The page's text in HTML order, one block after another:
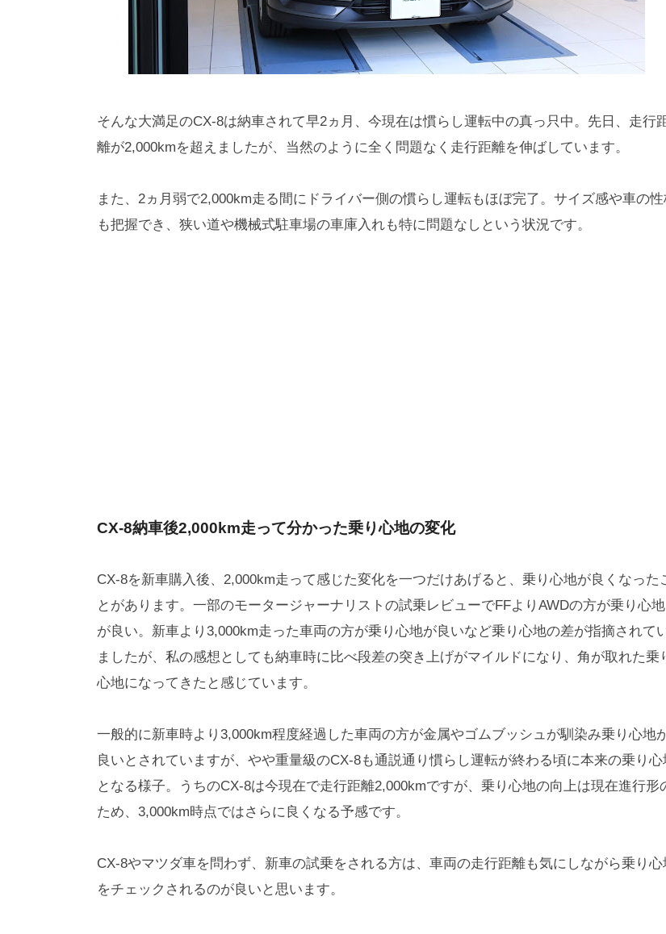
そんな大満足のCX-8は納車されて早2ヵ月、今現在は慣らし運転中の真っ只中。先日、走行
離が2,000kmを超えましたが、当然のように全く問題なく走行距離を伸ばしています。
また、2ヵ月弱で2,000km走る間にドライバー側の慣らし運転もほぼ完了。サイズ感や車の性
も把握でき、狭い道や機械式駐車場の車庫入れも特に問題なしという状況です。
CX-8納車後2,000km走って分かった乗り心地の変化
CX-8を新車購入後、2,000km走って感じた変化を一つだけあげると、乗り心地が良くなった
とがあります。一部のモータージャーナリストの試乗レビューでFFよりAWDの方が乗り心地
が良い。新車より3,000km走った車両の方が乗り心地が良いなど乗り心地の差が指摘されて
ましたが、私の感想としても納車時に比べ段差の突き上げがマイルドになり、角が取れた乗
心地になってきたと感じています。
一般的に新車時より3,000km程度経過した車両の方が金属やゴムブッシュが馴染み乗り心地
良いとされていますが、やや重量級のCX-8も通説通り慣らし運転が終わる頃に本来の乗り心
となる様子。うちのCX-8は今現在で走行距離2,000kmですが、乗り心地の向上は現在進行形
ため、3,000km時点ではさらに良くなる予感です。
CX-8やマツダ車を問わず、新車の試乗をされる方は、車両の走行距離も気にしながら乗り心
をチェックされるのが良いと思います。